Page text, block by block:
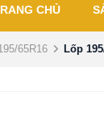
CHỦ
65R16 Lốp